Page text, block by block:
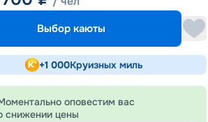
Выбор каюты
+1 000Круизных миль
оповестим вас
снижении цены